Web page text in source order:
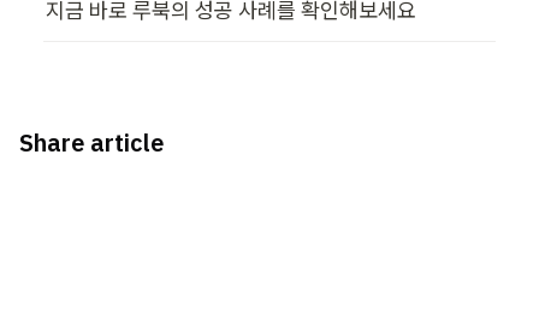
지금 바로 루북의 성공 사례를 확인해보세요
Share article